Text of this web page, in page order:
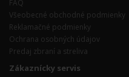
FAQ
Všeobecné obchodné podmienky
Reklamačné podmienky
Ochrana osobných údajov
Predaj zbraní a streliva
Zákaznícky servis